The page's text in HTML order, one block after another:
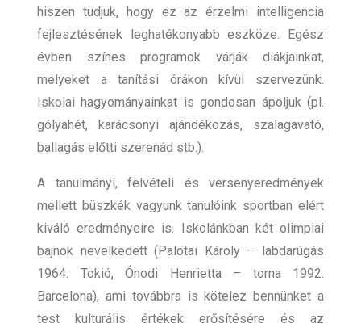
hiszen tudjuk, hogy ez az érzelmi intelligencia
fejlesztésének leghatékonyabb eszköze. Egész
évben színes programok várják diákjainkat,
melyeket a tanítási órákon kívül szervezünk.
Iskolai hagyományainkat is gondosan ápoljuk (pl.
gólyahét, karácsonyi ajándékozás, szalagavató,
ballagás előtti szerenád stb.).
A tanulmányi, felvételi és versenyeredmények
mellett büszkék vagyunk tanulóink sportban elért
kiváló eredményeire is. Iskolánkban két olimpiai
bajnok nevelkedett (Palotai Károly – labdarúgás
1964. Tokió, Ónodi Henrietta – torna 1992.
Barcelona), ami továbbra is kötelez bennünket a
test kulturális értékek erősítésére és az